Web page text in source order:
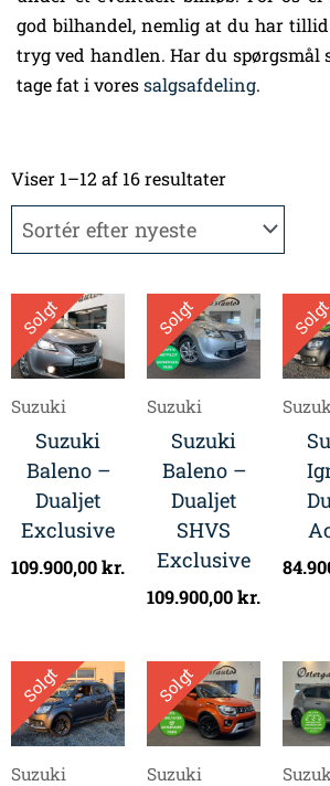
god bilhandel, nemlig at du har
tryg ved handlen. Har du spørgsmål
tage fat i voressalgsafdeling.
Viser 1–12 af 16 resultaterefter
Solgt
Suzuki
Suzuki
Baleno –
Dualjet
Exclusive
109.900,00kr.
Solgt
Suzuki
Suzuki
Baleno –
Dualjet
SHVS
Exclusive
109.900,00kr.
Solgt
Suzuki
Solgt
Suzuki